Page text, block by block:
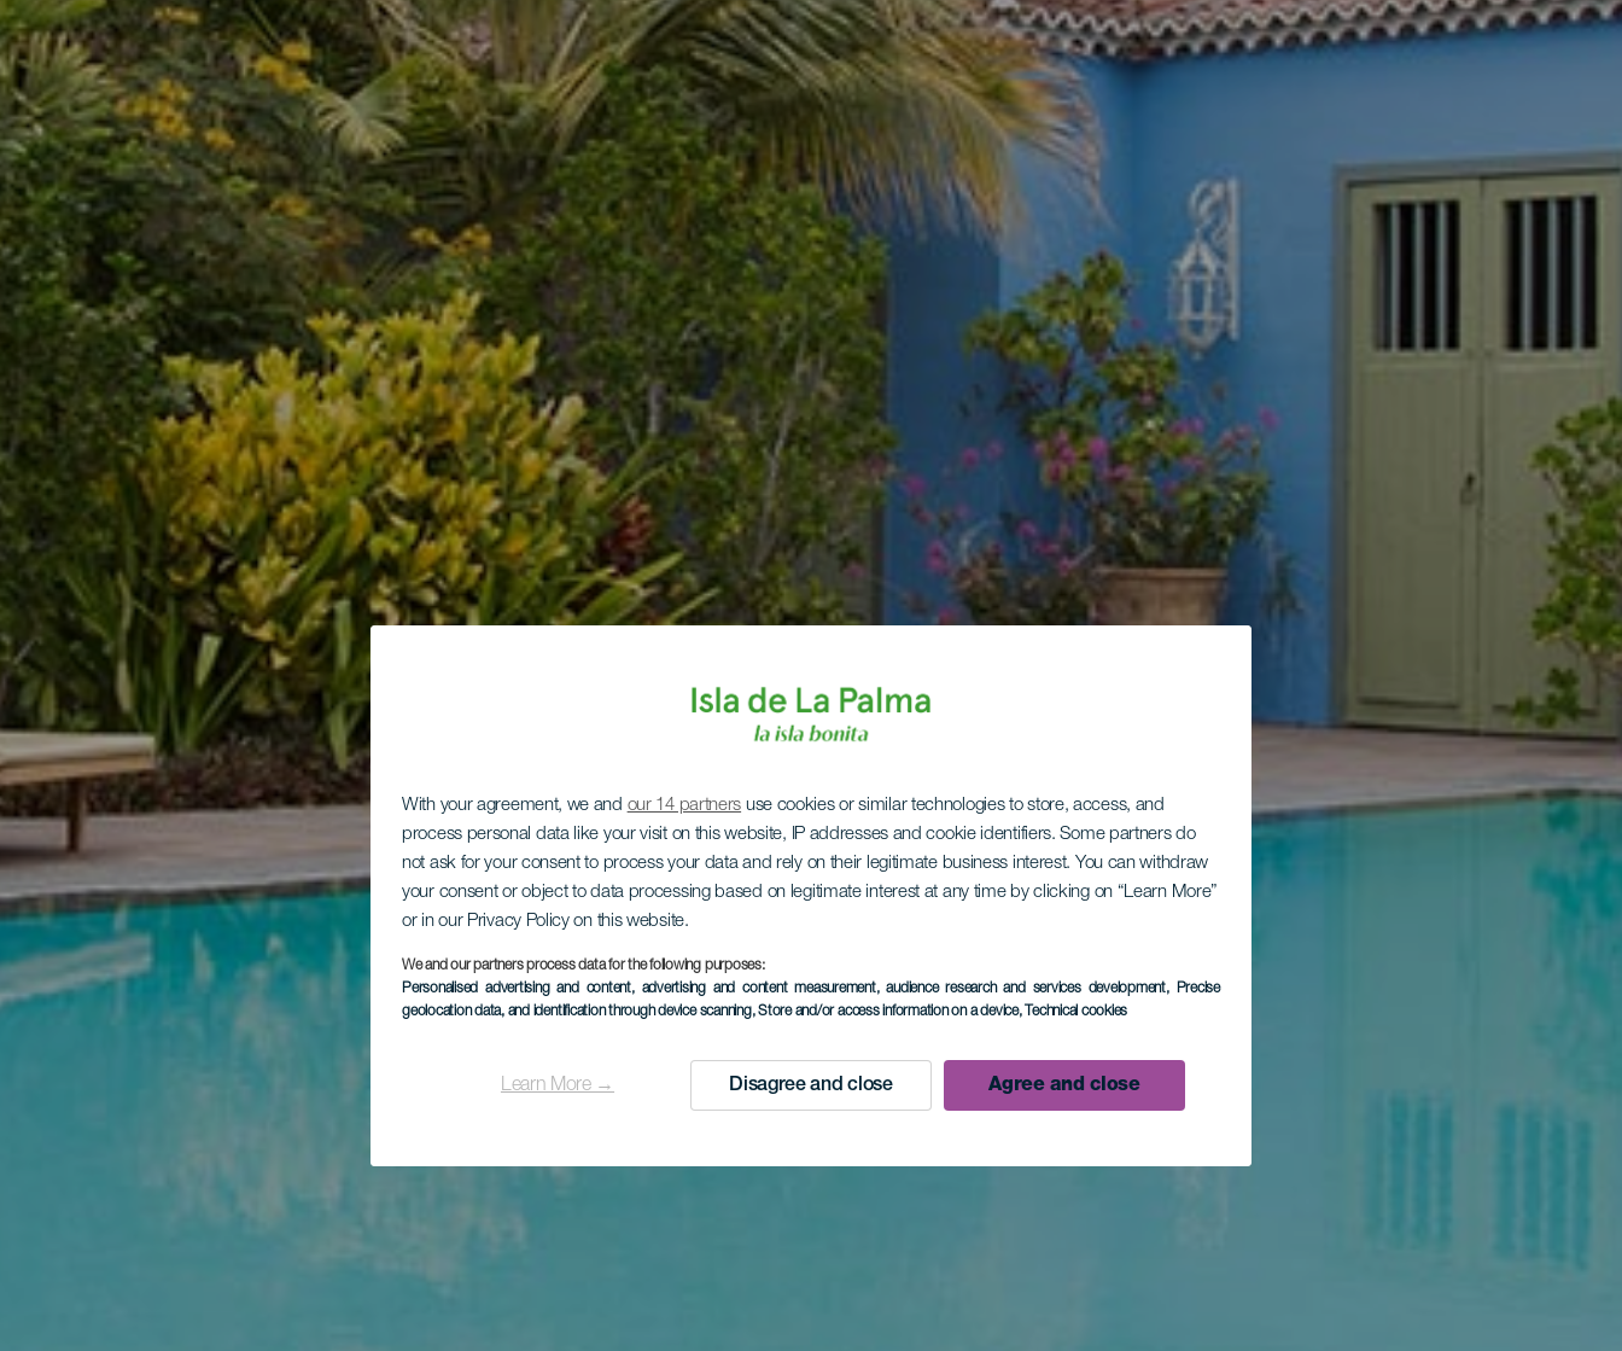
With your agreement, we and our 14 partners use cookies or similar technologies to store, access, and
process personal data like your visit on this website, IP addresses and cookie identifiers. Some partners do
not ask for your consent to process your data and rely on their legitimate business interest. You can withdraw
your consent or object to data processing based on legitimate interest at any time by clicking on “Learn More”
or in our Privacy Policy on this website.
We and our partners process data for the following purposes:
Personalised advertising and content, advertising and content measurement, audience research and services development, Precise
geolocation data, and identification through device scanning, Store and/or access information on a device, Technical cookies
Learn More → Disagree and close Agree and close